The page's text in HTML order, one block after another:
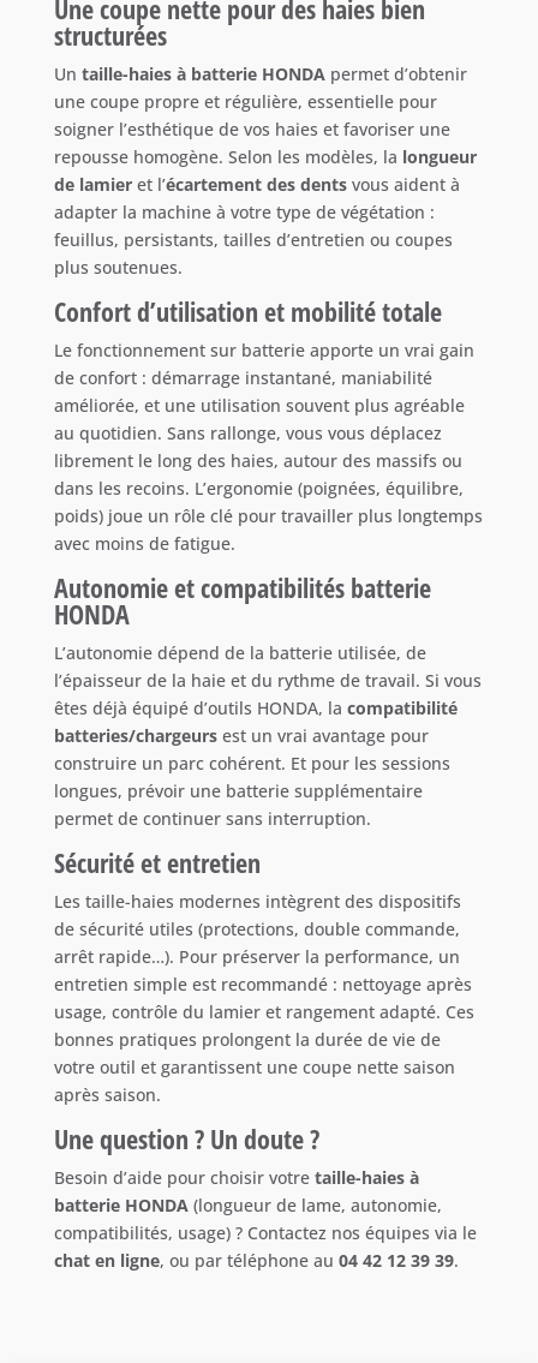
Une coupe nette pour des haies bien
structurées
Un taille-haies à batterie HONDA permet d’obtenir
une coupe propre et régulière, essentielle pour
soigner l’esthétique de vos haies et favoriser une
repousse homogène. Selon les modèles, la longueur
de lamieret l’écartement des dentsvous aident à
adapter la machine à votre type de végétation :
feuillus, persistants, tailles d’entretien ou coupes
plus soutenues.
Confort d’utilisation et mobilité totale
Le fonctionnement sur batterie apporte un vrai gain
de confort : démarrage instantané, maniabilité
améliorée, et une utilisation souvent plus agréable
au quotidien. Sans rallonge, vous vous déplacez
librement le long des haies, autour des massifs ou
dans les recoins. L’ergonomie (poignées, équilibre,
poids) joue un rôle clé pour travailler plus longtemps
avec moins de fatigue.
Autonomie et compatibilités batterie
HONDA
L’autonomie dépend de la batterie utilisée, de
l’épaisseur de la haie et du rythme de travail. Si vous
êtes déjà équipé d’outils HONDA, la compatibilité
batteries/chargeursest un vrai avantage pour
construire un parc cohérent. Et pour les sessions
longues, prévoir une batterie supplémentaire
permet de continuer sans interruption.
Sécurité et entretien
Les taille-haies modernes intègrent des dispositifs
de sécurité utiles (protections, double commande,
arrêt rapide…). Pour préserver la performance, un
entretien simple est recommandé : nettoyage après
usage, contrôle du lamier et rangement adapté. Ces
bonnes pratiques prolongent la durée de vie de
votre outil et garantissent une coupe nette saison
après saison.
Une question ? Un doute ?
Besoin d’aide pour choisir votre taille-haies à
batterie HONDA (longueur de lame, autonomie,
compatibilités, usage) ? Contactez nos équipes via le
chat en ligne, ou par téléphone au 04 42 12 39 39.